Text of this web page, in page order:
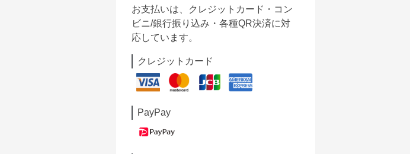
お支払いは、クレジットカード・コン
ビニ/銀行振り込み・各種QR決済に対
応しています。
クレジットカード
PayPay